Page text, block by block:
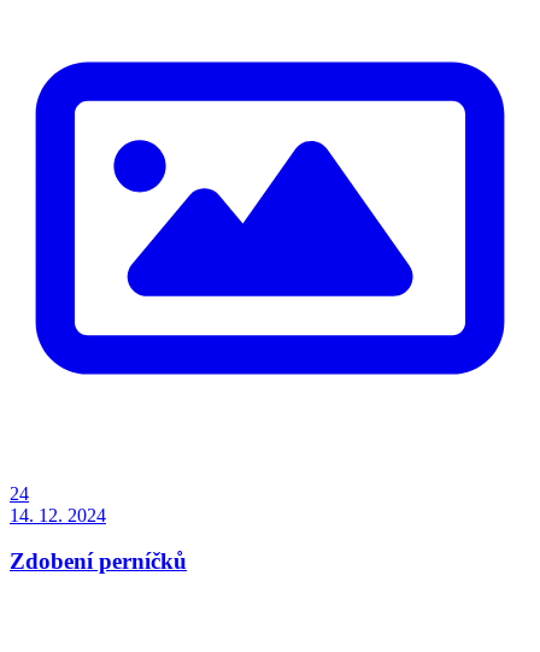
24
14. 12. 2024
Zdobení perníčků